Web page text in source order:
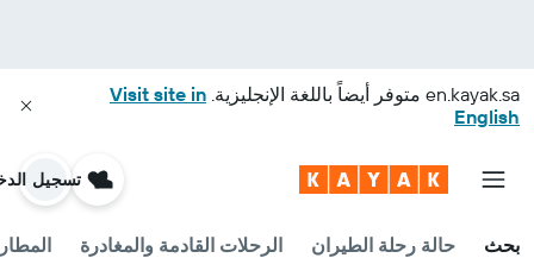
en.kayak.sa متوفر أيضاً باللغة الإنجليزية. Visit site in
English
بحث حالة رحلة الطيران الرحلات القادمة والمغادرة
تسجيل